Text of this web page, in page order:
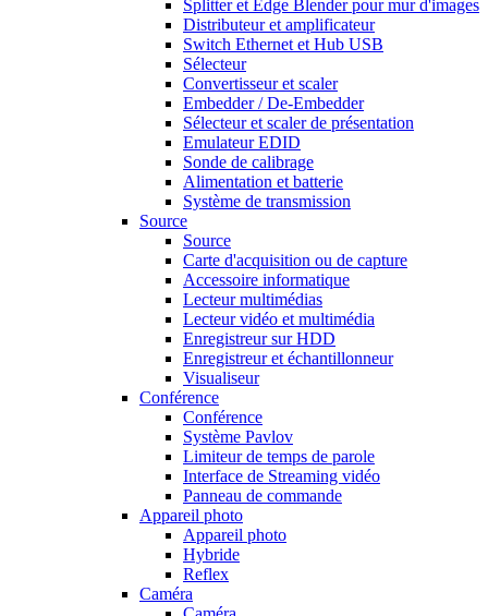
Splitter et Edge Blender pour mur d'images
Distributeur et amplificateur
Switch Ethernet et Hub USB
Sélecteur
Convertisseur et scaler
Embedder / De-Embedder
Sélecteur et scaler de présentation
Emulateur EDID
Sonde de calibrage
Alimentation et batterie
Système de transmission
Source
Source
Carte d'acquisition ou de capture
Accessoire informatique
Lecteur multimédias
Lecteur vidéo et multimédia
Enregistreur sur HDD
Enregistreur et échantillonneur
Visualiseur
Conférence
Conférence
Système Pavlov
Limiteur de temps de parole
Interface de Streaming vidéo
Panneau de commande
Appareil photo
Appareil photo
Hybride
Reflex
Caméra